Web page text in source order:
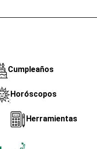
Cumpleaños
Horóscopos
Herramientas